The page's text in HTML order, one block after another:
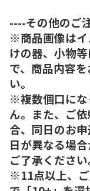
----その他のご
※商品画像はイ
けの器、小物
で、商品内容
い。
※複数個口にな
ん。また、ご
合、同日のお
日が異なる場
ご了承ください
※11点以上、